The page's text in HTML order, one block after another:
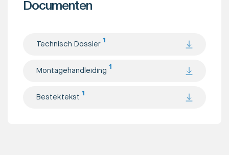
Documenten
Technisch Dossier 1
Montagehandleiding 1
Bestektekst 1